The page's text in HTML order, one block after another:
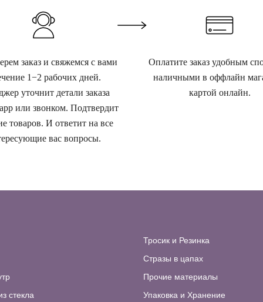
заказ и свяжемся с вами
1−2 рабочих дней.
уточнит детали заказа
или звонком. Подтвердит
товаров. И ответит на все
вас вопросы.
Оплатите заказ удобным
наличными в оффлайн
картой онлайн.
стекла
Тросик и Резинка
Стразы в цапах
Прочие материалы
Упаковка и Хранение